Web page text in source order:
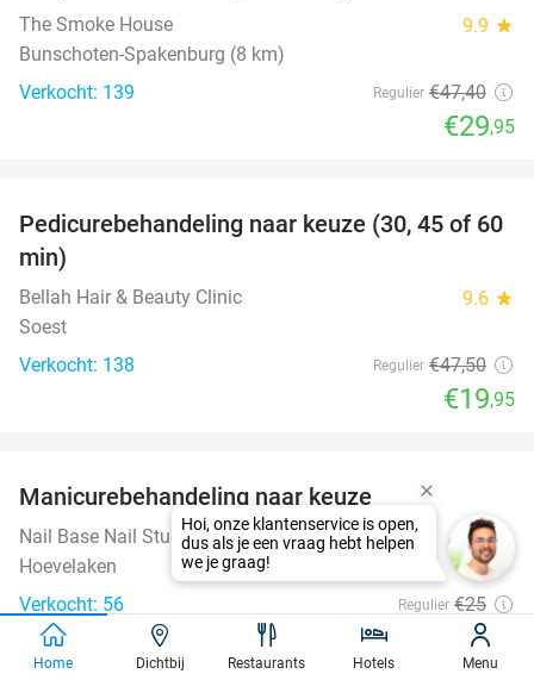
The Smoke House 9.9 star
Bunschoten-Spakenburg (8 km)
Verkocht: 139
Regulier €47,40
€29,95
58%
Pedicurebehandeling naar keuze (30, 45 of 60
min)
Bellah Hair & Beauty Clinic 9.6 star
Soest
Verkocht: 138
Regulier €47,50
€19,95
Manicurebehandeling naar keuze
Nail Base Nail Studio 9.8star
Hoevelaken
Verkocht: 56
Regulier €25
€14
Home Dichtbij Restaurants Hotels Menu
Hoi, onze klantenservice is open,
dus als je een vraag hebt helpen
we je graag!